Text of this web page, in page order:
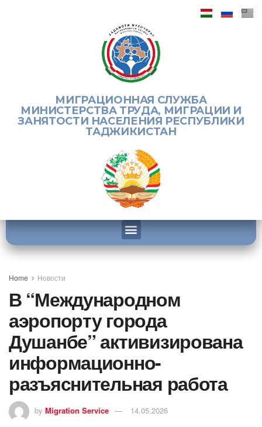
МИГРАЦИОННАЯ СЛУЖБА
МИНИСТЕРСТВА ТРУДА, МИГРАЦИИ И
ЗАНЯТОСТИ НАСЕЛЕНИЯ РЕСПУБЛИКИ
ТАДЖИКИСТАН
Home Новости
В “Международном
аэропорту города
Душанбе” активизирована
информационно-
разъяснительная работа
by Migration Service 14.05.2026